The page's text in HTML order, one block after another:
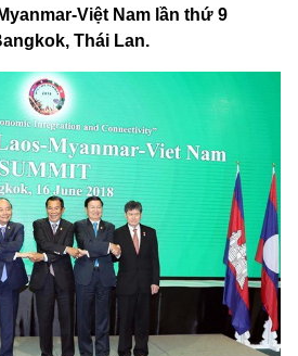
Việt Nam lần thứ 9
Thái Lan.